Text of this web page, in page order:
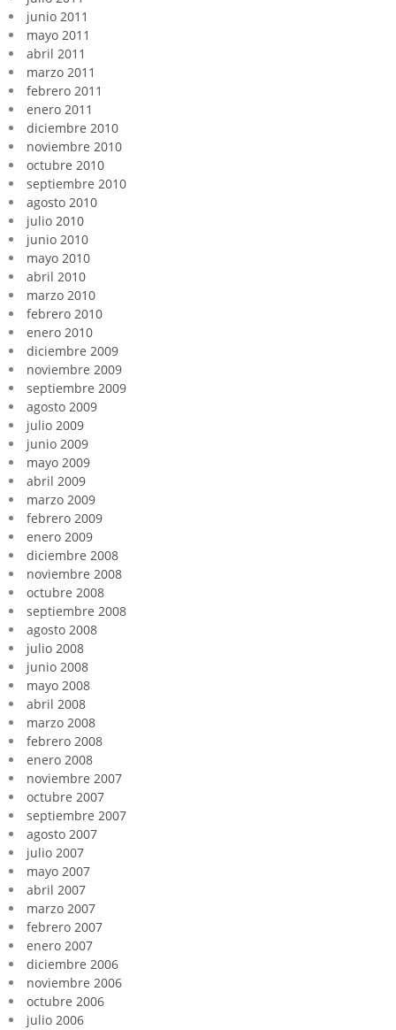
junio 2011
mayo 2011
abril 2011
marzo 2011
febrero 2011
enero 2011
diciembre 2010
noviembre 2010
octubre 2010
septiembre 2010
agosto 2010
julio 2010
junio 2010
mayo 2010
abril 2010
marzo 2010
febrero 2010
enero 2010
diciembre 2009
noviembre 2009
septiembre 2009
agosto 2009
julio 2009
junio 2009
mayo 2009
abril 2009
marzo 2009
febrero 2009
enero 2009
diciembre 2008
noviembre 2008
octubre 2008
septiembre 2008
agosto 2008
julio 2008
junio 2008
mayo 2008
abril 2008
marzo 2008
febrero 2008
enero 2008
noviembre 2007
octubre 2007
septiembre 2007
agosto 2007
julio 2007
mayo 2007
abril 2007
marzo 2007
febrero 2007
enero 2007
diciembre 2006
noviembre 2006
octubre 2006
julio 2006